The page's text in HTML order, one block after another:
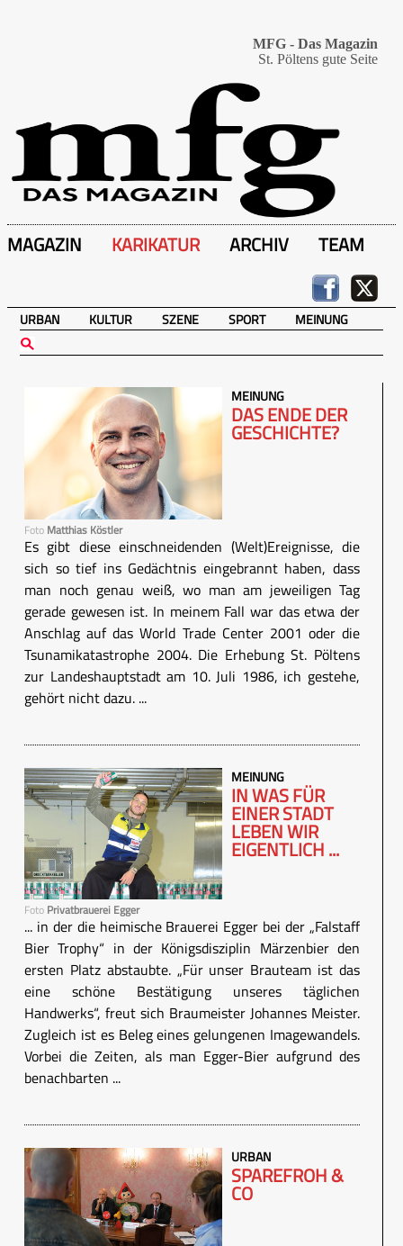
MFG - Das Magazin
St. Pöltens gute Seite
MAGAZIN KARIKATUR ARCHIV TEAM
URBAN KULTUR SZENE SPORT MEINUNG
Foto Matthias Köstler
MEINUNG
DAS ENDE DER
GESCHICHTE?
Es gibt diese einschneidenden (Welt)Ereignisse, die
sich so tief ins Gedächtnis eingebrannt haben, dass
man noch genau weiß, wo man am jeweiligen Tag
gerade gewesen ist. In meinem Fall war das etwa der
Anschlag auf das World Trade Center 2001 oder die
Tsunamikatastrophe 2004. Die Erhebung St. Pöltens
zur Landeshauptstadt am 10. Juli 1986, ich gestehe,
gehört nicht dazu. ...
Foto Privatbrauerei Egger
MEINUNG
IN WAS FÜR
EINER STADT
LEBEN WIR
EIGENTLICH ...
... in der die heimische Brauerei Egger bei der „Falstaff
Bier Trophy“ in der Königsdisziplin Märzenbier den
ersten Platz abstaubte. „Für unser Brauteam ist das
eine schöne Bestätigung unseres täglichen
Handwerks“, freut sich Braumeister Johannes Meister.
Zugleich ist es Beleg eines gelungenen Imagewandels.
Vorbei die Zeiten, als man Egger-Bier aufgrund des
benachbarten ...
URBAN
SPAREFROH &
CO